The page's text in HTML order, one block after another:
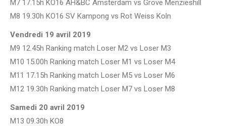
M7 17.15h KO16 AH&BC Amsterdam vs Grove Menzieshill
M8 19.30h KO16 SV Kampong vs Rot Weiss Koln
Vendredi 19 avril 2019
M9 12.45h Ranking match Loser M2 vs Loser M3
M10 15.00h Ranking match Loser M1 vs Loser M4
M11 17.15h Ranking match Loser M5 vs Loser M6
M12 19.30h Ranking match Loser M7 vs Loser M8
Samedi 20 avril 2019
M13 09.30h KO8